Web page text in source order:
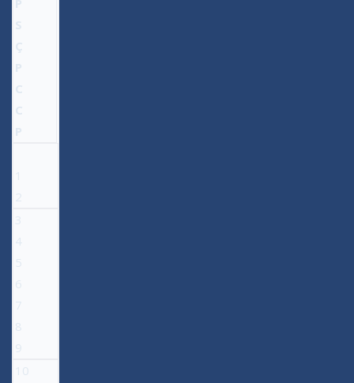
P
S
Ç
P
C
C
P
1
2
3
4
5
6
7
8
9
10